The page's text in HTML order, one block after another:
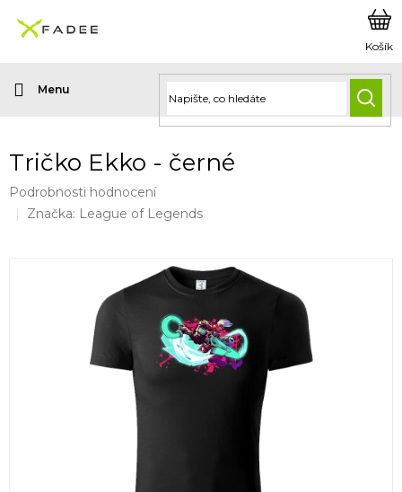
obsah
Tričko Ekko - černé
Průměrné
hodnocení
Podrobnosti hodnocení
Značka: League of Legends